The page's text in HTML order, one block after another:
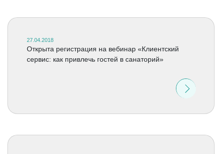
27.04.2018
Открыта регистрация на вебинар «Клиентский
сервис: как привлечь гостей в санаторий»